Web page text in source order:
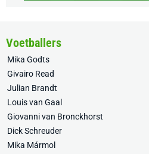
Voetballers
Mika Godts
Givairo Read
Julian Brandt
Louis van Gaal
Giovanni van Bronckhorst
Dick Schreuder
Mika Mármol